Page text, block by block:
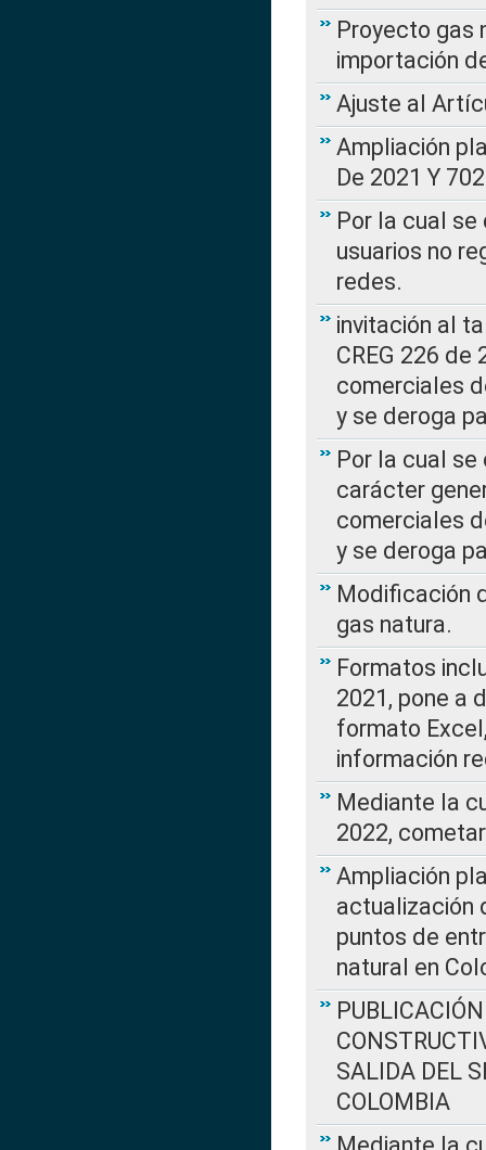
Proyecto gas
importación
Ajuste al
Ampliación
De 2021 Y
Por la cual
usuarios no
redes.
invitación al
CREG 226
comerciales
y se deroga
Por la cual
carácter
comerciales
y se deroga
Modificación
gas natura.
Formatos
2021, pone a
formato
información
Mediante la
2022,
Ampliación
actualización
puntos de
natural en
SALIDA DEL
COLOMBIA